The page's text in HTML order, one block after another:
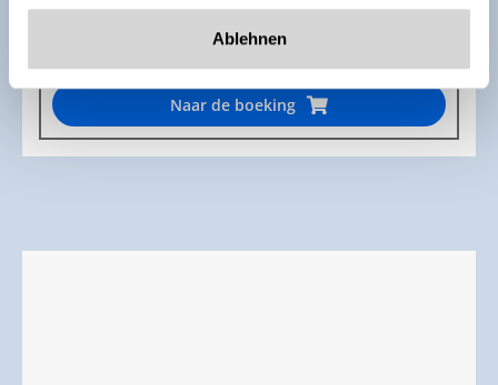
Ablehnen
incl. logies en ontbijt
Naar de boeking